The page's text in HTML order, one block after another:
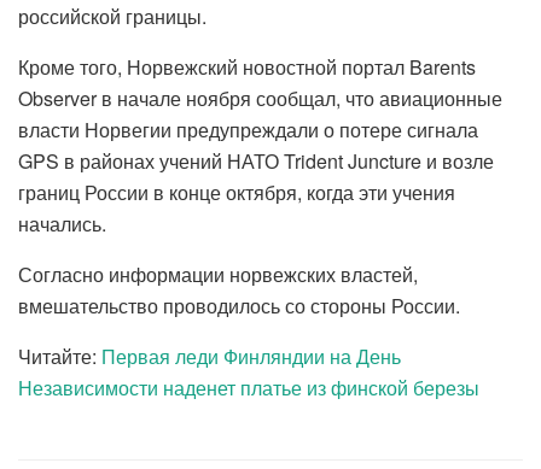
российской границы.
Кроме того, Норвежский новостной портал Barents
Observer в начале ноября сообщал, что авиационные
власти Норвегии предупреждали о потере сигнала
GPS в районах учений НАТО Trident Juncture и возле
границ России в конце октября, когда эти учения
начались.
Согласно информации норвежских властей,
вмешательство проводилось со стороны России.
Читайте: Первая леди Финляндии на День
Независимости наденет платье из финской березы